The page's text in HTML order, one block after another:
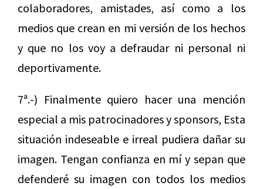
colaboradores, amistades, así como a los
medios que crean en mi versión de los hechos
y que no los voy a defraudar ni personal ni
deportivamente.
7ª.-) Finalmente quiero hacer una mención
especial a mis patrocinadores y sponsors, Esta
situación indeseable e irreal pudiera dañar su
imagen. Tengan confianza en mí y sepan que
defenderé su imagen con todos los medios